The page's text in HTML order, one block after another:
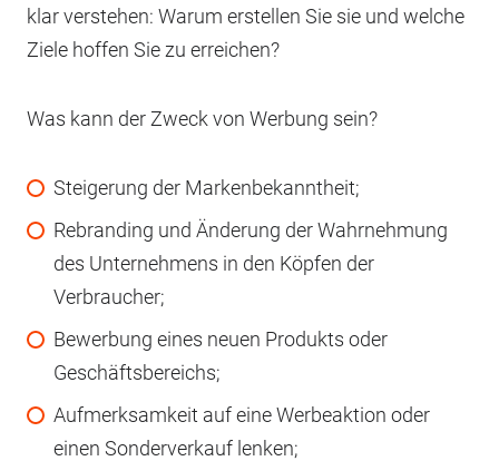
klar verstehen: Warum erstellen Sie sie und welche
Ziele hoffen Sie zu erreichen?
Was kann der Zweck von Werbung sein?
Steigerung der Markenbekanntheit;
Rebranding und Änderung der Wahrnehmung
des Unternehmens in den Köpfen der
Verbraucher;
Bewerbung eines neuen Produkts oder
Geschäftsbereichs;
Aufmerksamkeit auf eine Werbeaktion oder
einen Sonderverkauf lenken;